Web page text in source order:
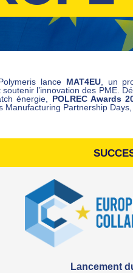
lance MAT4EU, un
l’innovation des PME.
énergie, POLREC Awards
Manufacturing Partnership
Lancement